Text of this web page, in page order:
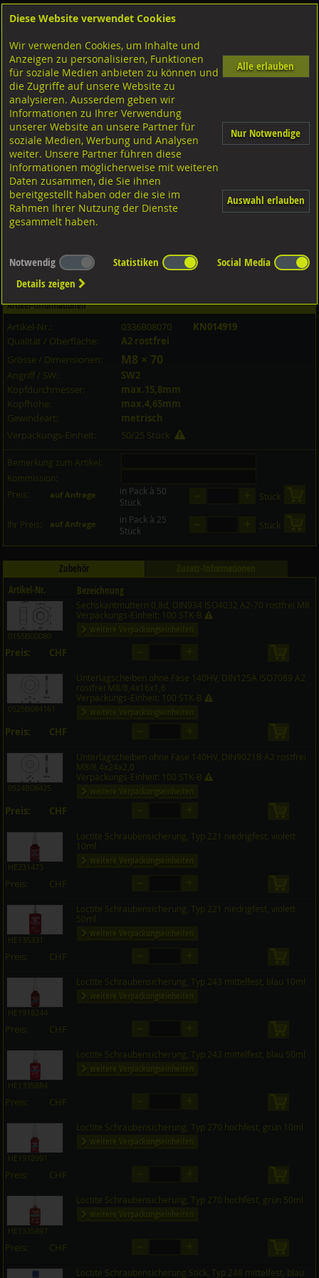
Shop Schrauben Linsensenkkopf M-Gewinde
mit Schlitz
A2 rostfrei
Linsensenkschrauben mit Schlitz, DIN964A ISO2010 A2
rostfrei M8x70/70
Artikel-Informationen
Artikel-Nr.:
0336B08070
KN014919
Qualität / Oberfläche:
A2 rostfrei
Grösse / Dimensionen:
M8 × 70
Angriff / SW:
SW2
Kopfdurchmesser:
max.15,8mm
Kopfhöhe:
max.4,65mm
Gewindeart:
metrisch
Verpackungs-Einheit:
50/25 Stück
Bemerkung zum Artikel:
Kommission:
Preis:
auf Anfrage
in Pack à 50
Stück
Stück
Ihr Preis: auf Anfrage
in Pack à 25
Stück
Stück
Zubehör
Artikel-Nr.
Bezeichnung
Preis CHF
Menge
0155B00080
Sechskantmuttern 0,8d, DIN934 ISO4032 A2-70 rostfrei M8
Verpackungs-Einheit: 100 STK-B
weitere Verpackungseinheiten
Preis: CHF
0525B084161
Unterlagscheiben ohne Fase 140HV, DIN125A ISO7089 A2
rostfrei M8/8,4x16x1,6
Verpackungs-Einheit: 100 STK-B
weitere Verpackungseinheiten
Preis: CHF
0524B08425
Unterlagscheiben ohne Fase 140HV, DIN9021B A2 rostfrei
M8/8,4x24x2,0
Verpackungs-Einheit: 100 STK-B
weitere Verpackungseinheiten
Preis: CHF
HE231473
Loctite Schraubensicherung, Typ 221 niedrigfest, violett
10ml
weitere Verpackungseinheiten
Preis: CHF
HE135331
Loctite Schraubensicherung, Typ 221 niedrigfest, violett
50ml
weitere Verpackungseinheiten
Preis: CHF
HE1918244
Loctite Schraubensicherung, Typ 243 mittelfest, blau 10ml
weitere Verpackungseinheiten
Preis: CHF
HE1335884
Loctite Schraubensicherung, Typ 243 mittelfest, blau 50ml
weitere Verpackungseinheiten
Preis: CHF
HE1918991
Loctite Schraubensicherung, Typ 270 hochfest, grün 10ml
weitere Verpackungseinheiten
Preis: CHF
HE1335897
Loctite Schraubensicherung, Typ 270 hochfest, grün 50ml
weitere Verpackungseinheiten
Preis: CHF
Loctite Schraubensicherung Stick, Typ 248 mittelfest, blau
Diese Website verwendet Cookies
Wir verwenden Cookies, um Inhalte und
Anzeigen zu personalisieren, Funktionen
für soziale Medien anbieten zu können und
die Zugriffe auf unsere Website zu
analysieren. Ausserdem geben wir
Informationen zu Ihrer Verwendung
unserer Website an unsere Partner für
soziale Medien, Werbung und Analysen
weiter. Unsere Partner führen diese
Informationen möglicherweise mit weiteren
Daten zusammen, die Sie ihnen
bereitgestellt haben oder die sie im
Rahmen Ihrer Nutzung der Dienste
gesammelt haben.
Alle erlauben
Nur Notwendige
Auswahl erlauben
Notwendig Statistiken
Social Media
Details zeigen